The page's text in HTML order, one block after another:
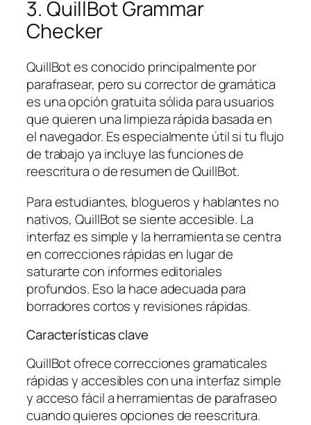
3. QuillBot Grammar
Checker
QuillBot es conocido principalmente por
parafrasear, pero su corrector de gramática
es una opción gratuita sólida para usuarios
que quieren una limpieza rápida basada en
el navegador. Es especialmente útil si tu flujo
de trabajo ya incluye las funciones de
reescritura o de resumen de QuillBot.
Para estudiantes, blogueros y hablantes no
nativos, QuillBot se siente accesible. La
interfaz es simple y la herramienta se centra
en correcciones rápidas en lugar de
saturarte con informes editoriales
profundos. Eso la hace adecuada para
borradores cortos y revisiones rápidas.
Características clave
QuillBot ofrece correcciones gramaticales
rápidas y accesibles con una interfaz simple
y acceso fácil a herramientas de parafraseo
cuando quieres opciones de reescritura.